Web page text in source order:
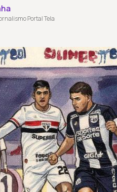
Portal Tela